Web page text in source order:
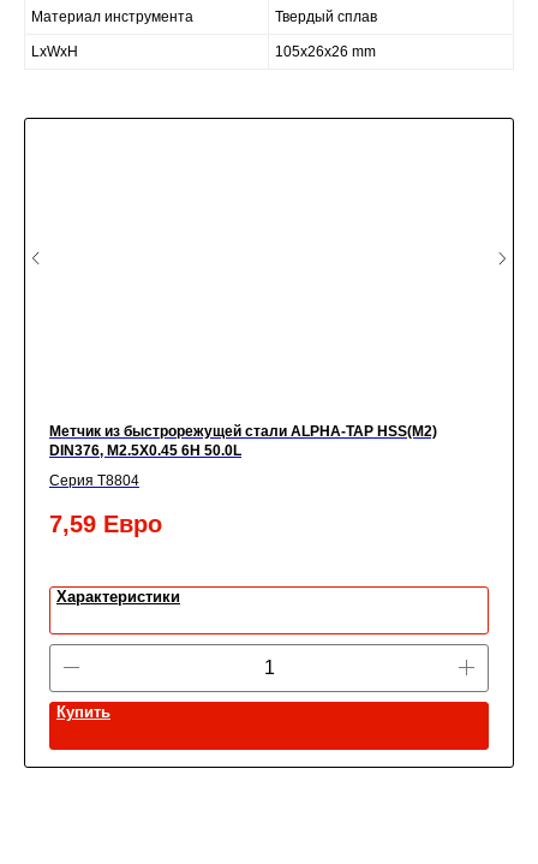
Материал инструмента Твердый сплав
LxWxH 105x26x26 mm
Метчик из быстрорежущей стали ALPHA-TAP HSS(M2)
DIN376, M2.5X0.45 6H 50.0L
Серия T8804
7,59 Евро
Характеристики
Купить